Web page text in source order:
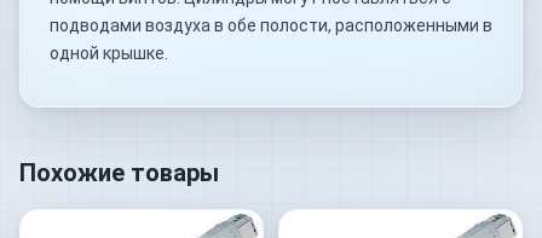
подводами воздуха в обе полости, расположенными в
одной крышке.
Похожие товары